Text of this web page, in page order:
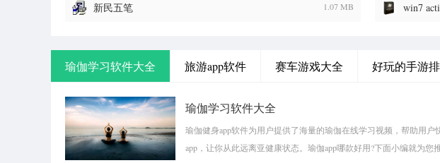
新民五笔 1.07 MB win7
瑜伽学习软件大全 旅游app软件 赛车游戏大全 好玩的手游
瑜伽学习软件大全
瑜伽健身app软件为用户提供了海量的瑜伽在线学习视频，帮助用
app，让你从此远离亚健康状态。瑜伽app哪款好用?下面小编就为